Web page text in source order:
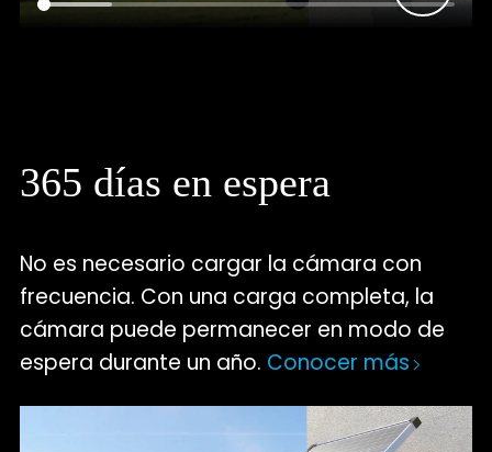
365 días en espera
No es necesario cargar la cámara con
frecuencia. Con una carga completa, la
cámara puede permanecer en modo de
espera durante un año. Conocer más